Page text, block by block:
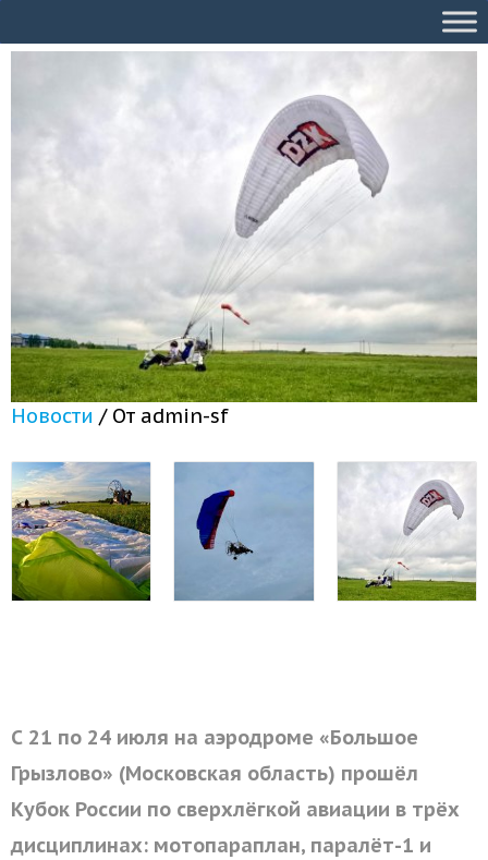
Новости / От admin-sf
С 21 по 24 июля на аэродроме «Большое
Грызлово» (Московская область) прошёл
Кубок России по сверхлёгкой авиации в трёх
дисциплинах: мотопараплан, паралёт-1 и